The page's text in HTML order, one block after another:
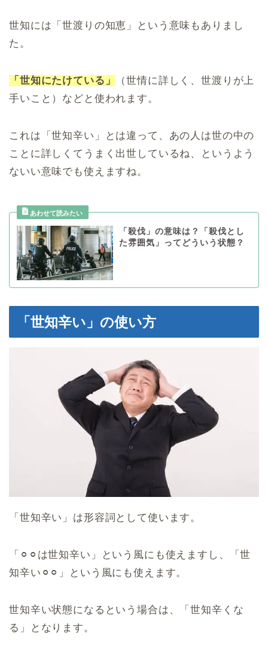
世知には「世渡りの知恵」という意味もありまし
た。
「世知にたけている」
（世情に詳しく、世渡りが上
手いこと）などと使われます。
これは「世知辛い」とは違って、あの人は世の中の
ことに詳しくてうまく出世しているね、というよう
ないい意味でも使えますね。
「殺伐」の意味は？「殺伐とし
た雰囲気」ってどういう状態？
「世知辛い」の使い方
「世知辛い」は形容詞として使います。
「⚪︎⚪︎は世知辛い」という風にも使えますし、「世
知辛い⚪︎⚪︎」という風にも使えます。
世知辛い状態になるという場合は、「世知辛くな
る」となります。